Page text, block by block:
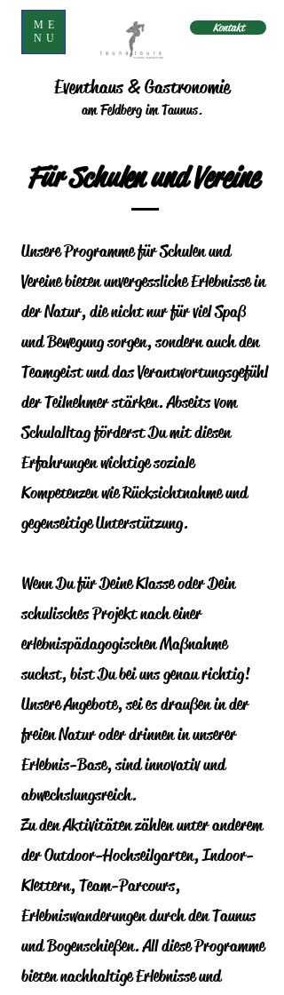
ME
NU
Kontakt
Eventhaus & Gastronomie
am Feldberg im Taunus.
Für Schulen und Vereine
Unsere Programme für Schulen und
Vereine bieten unvergessliche Erlebnisse in
der Natur, die nicht nur für viel Spaß
und Bewegung sorgen, sondern auch den
Teamgeist und das Verantwortungsgefühl
der Teilnehmer stärken. Abseits vom
Schulalltag förderst Du mit diesen
Erfahrungen wichtige soziale
Kompetenzen wie Rücksichtnahme und
gegenseitige Unterstützung.
Wenn Du für Deine Klasse oder Dein
schulisches Projekt nach einer
erlebnispädagogischen Maßnahme
suchst, bist Du bei uns genau richtig!
Unsere Angebote, sei es draußen in der
freien Natur oder drinnen in unserer
Erlebnis-Base, sind innovativ und
abwechslungsreich.
Zu den Aktivitäten zählen unter anderem
der Outdoor-Hochseilgarten, Indoor-
Klettern, Team-Parcours,
Erlebniswanderungen durch den Taunus
und Bogenschießen. All diese Programme
bieten nachhaltige Erlebnisse und